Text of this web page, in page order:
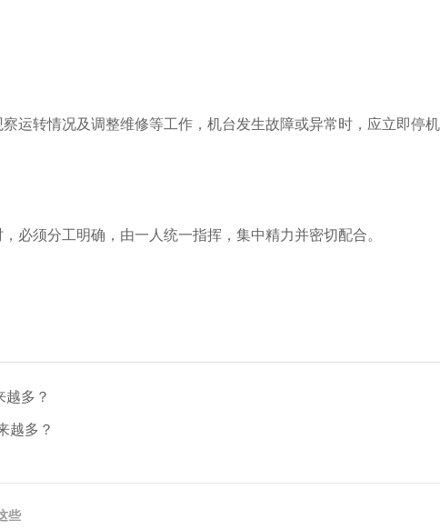
运转情况及调整维修等工作，机台发生故障或异常时，应立即停
必须分工明确，由一人统一指挥，集中精力并密切配合。
越多？
越多？
些